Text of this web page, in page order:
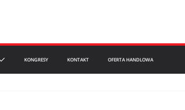
KONGRESY KONTAKT OFERTA HANDLOWA